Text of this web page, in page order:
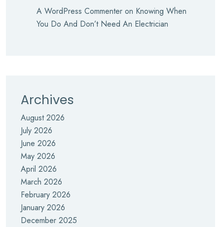
A WordPress Commenter on Knowing When
You Do And Don’t Need An Electrician
Archives
August 2026
July 2026
June 2026
May 2026
April 2026
March 2026
February 2026
January 2026
December 2025